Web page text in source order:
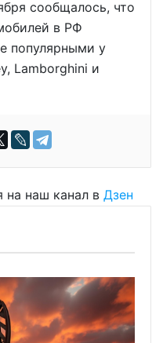
сообщалось, что
в РФ
популярными у
Lamborghini и
на наш канал в Дзен